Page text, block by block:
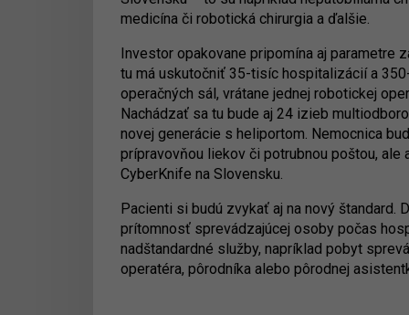
medicína či robotická chirurgia a ďalšie.
Investor opakovane pripomína aj parametre
tu má uskutočniť 35-tisíc hospitalizácií a
operačných sál, vrátane jednej robotickej
Nachádzať sa tu bude aj 24 izieb
novej generácie s heliportom. Nemocnica
prípravovňou liekov či potrubnou poštou,
CyberKnife na Slovensku.
Pacienti si budú zvykať aj na nový štandard.
prítomnosť sprevádzajúcej osoby počas
nadštandardné služby, napríklad pobyt
operatéra, pôrodníka alebo pôrodnej